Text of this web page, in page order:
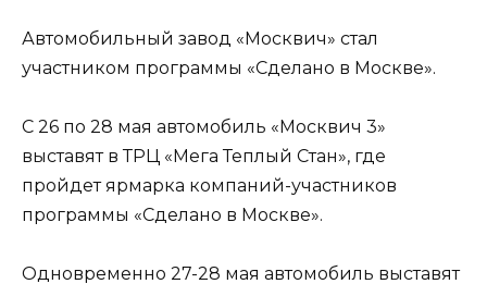
Автомобильный завод «Москвич» стал
участником программы «Сделано в Москве».
С 26 по 28 мая автомобиль «Москвич 3»
выставят в ТРЦ «Мега Теплый Стан», где
пройдет ярмарка компаний-участников
программы «Сделано в Москве».
Одновременно 27-28 мая автомобиль выставят